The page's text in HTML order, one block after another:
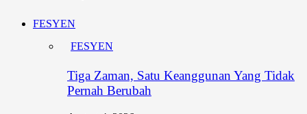
FESYEN
FESYEN
Tiga Zaman, Satu Keanggunan Yang Tidak
Pernah Berubah